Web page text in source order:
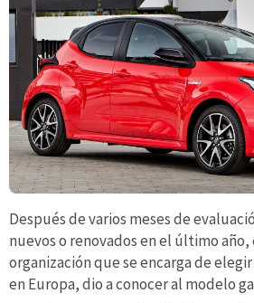
Después de varios meses de
nuevos o renovados en el último año,
organización que se encarga de
en Europa, dio a conocer al modelo